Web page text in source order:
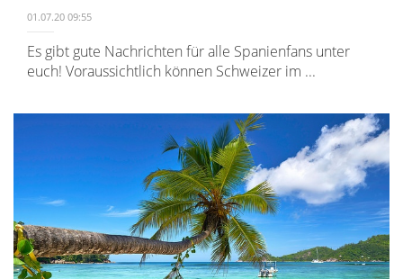
01.07.20 09:55
Es gibt gute Nachrichten für alle Spanienfans unter
euch! Voraussichtlich können Schweizer im ...